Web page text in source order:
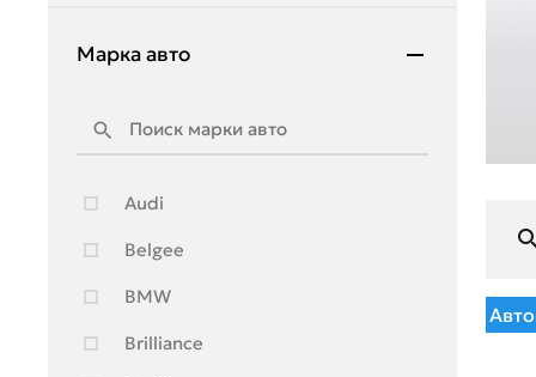
Марка авто
Audi
Belgee
BMW
Brilliance